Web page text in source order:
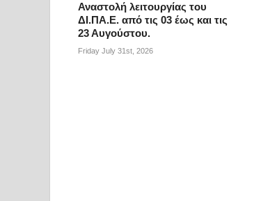
Αναστολή λειτουργίας του
ΔΙ.ΠΑ.Ε. από τις 03 έως και τις
23 Αυγούστου.
Friday July 31st, 2026